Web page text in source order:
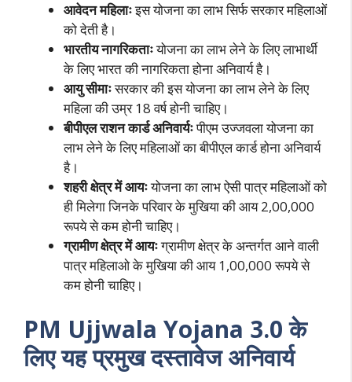
आवेदन महिलाःइस योजना का लाभ सिर्फ सरकार महिलाओं
को देती है।
भारतीय नागरिकताःयोजना का लाभ लेने के लिए लाभार्थी
के लिए भारत की नागरिकता होना अनिवार्य है।
आयु सीमाःसरकार की इस योजना का लाभ लेने के लिए
महिला की उम्र 18 वर्ष होनी चाहिए।
बीपीएल राशन कार्ड अनिवार्यःपीएम उज्जवला योजना का
लाभ लेने के लिए महिलाओं का बीपीएल कार्ड होना अनिवार्य
है।
शहरी क्षेत्र में आयःयोजना का लाभ ऐसी पात्र महिलाओं को
ही मिलेगा जिनके परिवार के मुखिया की आय 2,00,000
रूपये से कम होनी चाहिए।
ग्रामीण क्षेत्र में आयःग्रामीण क्षेत्र के अन्तर्गत आने वाली
पात्र महिलाओ के मुखिया की आय 1,00,000 रूपये से
कम होनी चाहिए।
PM Ujjwala Yojana 3.0 के
लिए यह प्रमुख दस्तावेज अनिवार्य